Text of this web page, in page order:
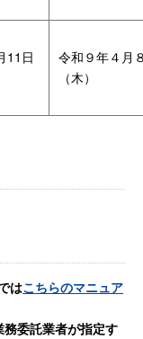
11日
令和９年４月
（木）
はこちらのマニュア
委託業者が指定す